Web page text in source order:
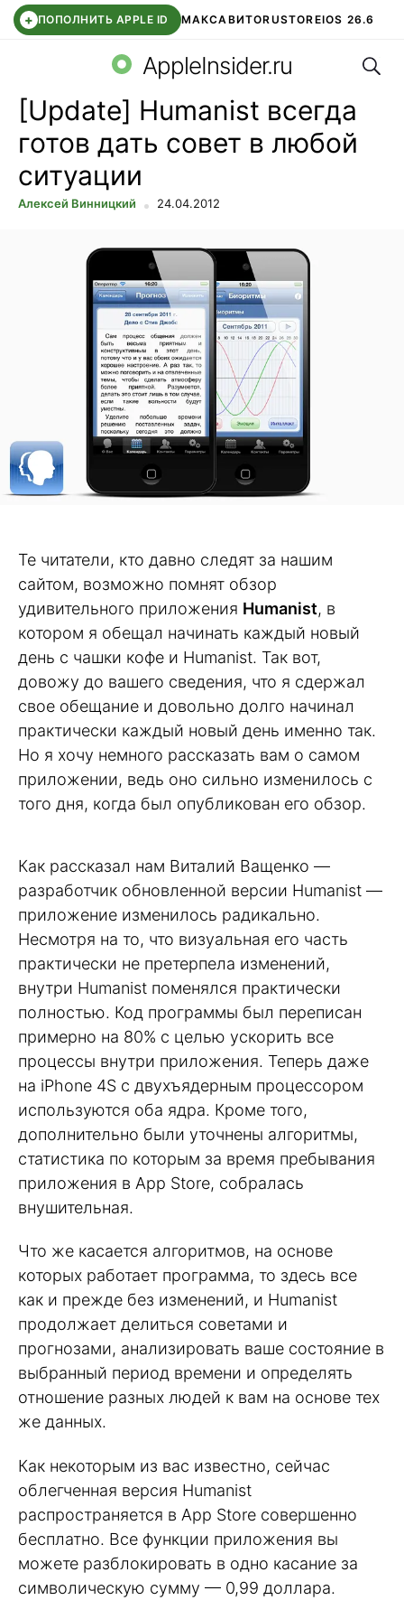
+ ПОПОЛНИТЬ APPLE ID МАКСАВИТОRUSTOREIOS 26.6
СБЕР КИДС ВТБ ОНЛАЙН ЧАТ В ROBLOX
AppleInsider.ru
[Update] Humanist всегда
готов дать совет в любой
ситуации
Алексей Винницкий 24.04.2012
Те читатели, кто давно следят за нашим
сайтом, возможно помнят обзор
удивительного приложения Humanist, в
котором я обещал начинать каждый новый
день с чашки кофе и Humanist. Так вот,
довожу до вашего сведения, что я сдержал
свое обещание и довольно долго начинал
практически каждый новый день именно так.
Но я хочу немного рассказать вам о самом
приложении, ведь оно сильно изменилось с
того дня, когда был опубликован его обзор.
Как рассказал нам Виталий Ващенко —
разработчик обновленной версии Humanist —
приложение изменилось радикально.
Несмотря на то, что визуальная его часть
практически не претерпела изменений,
внутри Humanist поменялся практически
полностью. Код программы был переписан
примерно на 80% с целью ускорить все
процессы внутри приложения. Теперь даже
на iPhone 4S с двухъядерным процессором
используются оба ядра. Кроме того,
дополнительно были уточнены алгоритмы,
статистика по которым за время пребывания
приложения в App Store, собралась
внушительная.
Что же касается алгоритмов, на основе
которых работает программа, то здесь все
как и прежде без изменений, и Humanist
продолжает делиться советами и
прогнозами, анализировать ваше состояние в
выбранный период времени и определять
отношение разных людей к вам на основе тех
же данных.
Как некоторым из вас известно, сейчас
облегченная версия Humanist
распространяется в App Store совершенно
бесплатно. Все функции приложения вы
можете разблокировать в одно касание за
символическую сумму — 0,99 доллара.